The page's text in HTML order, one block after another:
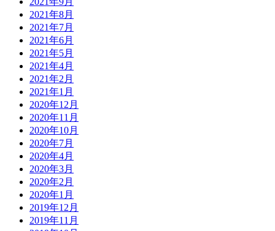
2021年8月
2021年7月
2021年6月
2021年5月
2021年4月
2021年2月
2021年1月
2020年12月
2020年11月
2020年10月
2020年7月
2020年4月
2020年3月
2020年2月
2020年1月
2019年12月
2019年11月